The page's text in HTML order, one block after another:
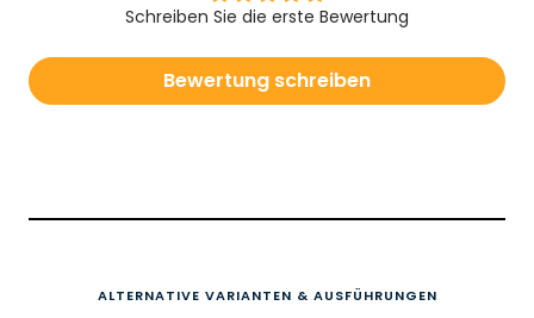
Schreiben Sie die erste Bewertung
Bewertung schreiben
ALTERNATIVE VARIANTEN & AUSFÜHRUNGEN